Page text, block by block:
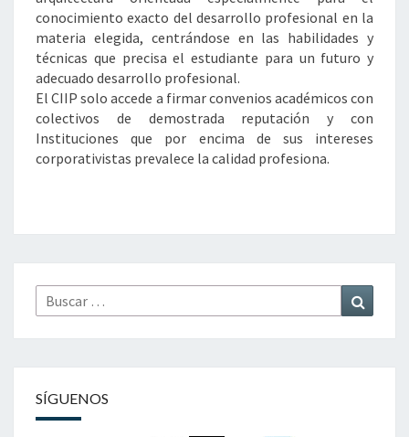
conocimiento exacto del desarrollo profesional en la
materia elegida, centrándose en las habilidades y
técnicas que precisa el estudiante para un futuro y
adecuado desarrollo profesional.
El CIIP solo accede a firmar convenios académicos con
colectivos de demostrada reputación y con
Instituciones que por encima de sus intereses
corporativistas prevalece la calidad profesiona.
Buscar
por:
SÍGUENOS